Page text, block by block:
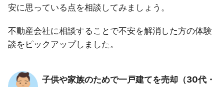
安に思っている点を相談してみましょう。
不動産会社に相談することで不安を解消した方の体験
談をピックアップしました。
子供や家族のためで一戸建てを売却（30代・